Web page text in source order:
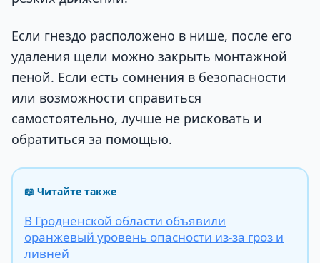
Если гнездо расположено в нише, после его
удаления щели можно закрыть монтажной
пеной. Если есть сомнения в безопасности
или возможности справиться
самостоятельно, лучше не рисковать и
обратиться за помощью.
📖 Читайте также
В Гродненской области объявили
оранжевый уровень опасности из-за гроз и
ливней